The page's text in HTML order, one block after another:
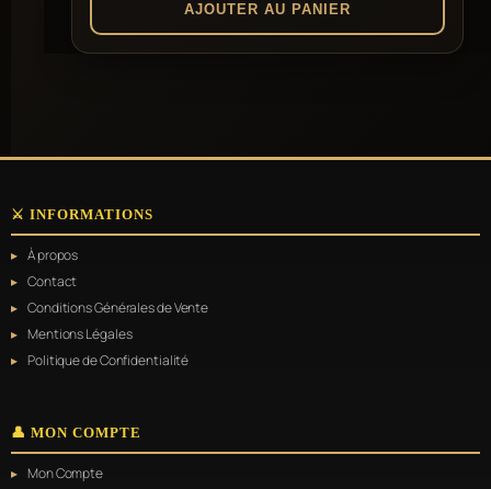
AJOUTER AU PANIER
⚔️ INFORMATIONS
À propos
Contact
Conditions Générales de Vente
Mentions Légales
Politique de Confidentialité
👤 MON COMPTE
Mon Compte